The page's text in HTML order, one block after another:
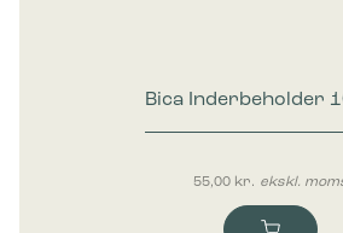
Bica Inderbeholder
55,00 kr. ekskl.